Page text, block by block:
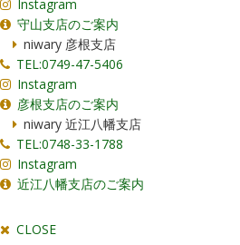
Instagram
守山支店のご案内
niwary 彦根支店
TEL:0749-47-5406
Instagram
彦根支店のご案内
niwary 近江八幡支店
TEL:0748-33-1788
Instagram
近江八幡支店のご案内
CLOSE